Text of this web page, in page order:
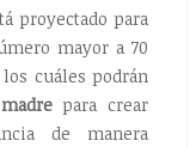
proyectado para
mayor a 70
cuáles podrán
para crear
de manera